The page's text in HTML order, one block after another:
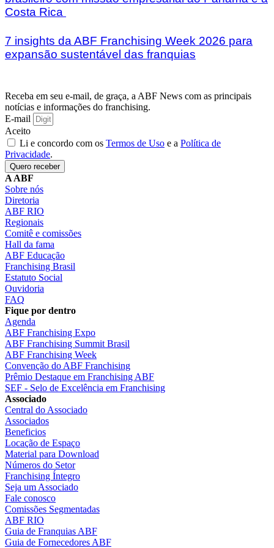
Costa Rica
7 insights da ABF Franchising Week 2026 para
expansão sustentável das franquias
Receba em seu e-mail, de graça, a ABF News com as principais
notícias e informações do franchising.
E-mail
Aceito
Li e concordo com os Termos de Uso e a Política de
Privacidade.
Quero receber
A ABF
Sobre nós
Diretoria
ABF RIO
Regionais
Comitê e comissões
Hall da fama
ABF Educação
Franchising Brasil
Estatuto Social
Ouvidoria
FAQ
Fique por dentro
Agenda
ABF Franchising Expo
ABF Franchising Summit Brasil
ABF Franchising Week
Convenção do ABF Franchising
Prêmio Destaque em Franchising ABF
SEF - Selo de Excelência em Franchising
Associado
Central do Associado
Associados
Beneficios
Locação de Espaço
Material para Download
Números do Setor
Franchising Íntegro
Seja um Associado
Fale conosco
Comissões Segmentadas
ABF RIO
Guia de Franquias ABF
Guia de Fornecedores ABF